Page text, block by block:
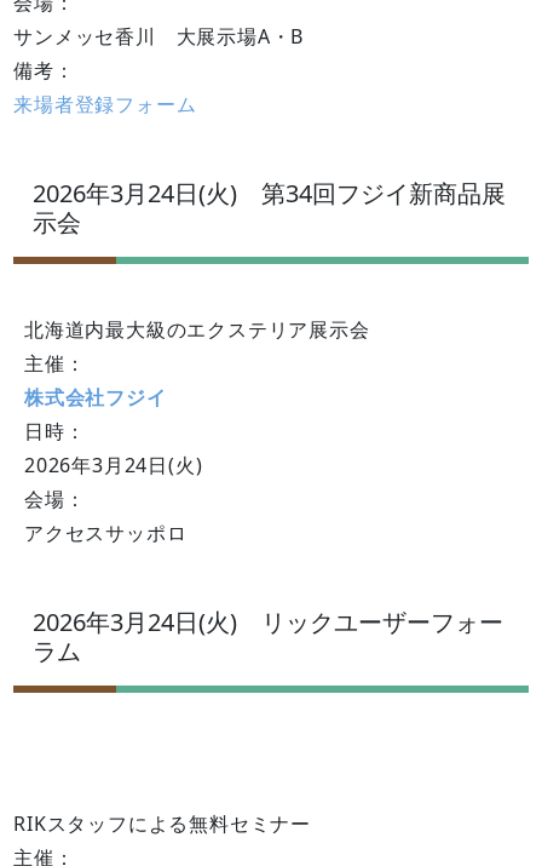
サンメッセ香川 大展示場A・B
備考：
来場者登録フォーム
2026年3月24日(火) 第34回フジイ新商品展
示会
北海道内最大級のエクステリア展示会
主催：
株式会社フジイ
日時：
2026年3月24日(火)
会場：
アクセスサッポロ
2026年3月24日(火) リックユーザーフォー
ラム
RIKスタッフによる無料セミナー
主催：